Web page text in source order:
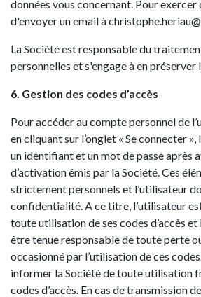
données vous concernant. Pour
d'envoyer un email à
La Société est responsable du
personnelles et s'engage à en
6. Gestion des codes d’accès
Pour accéder au compte personnel de
en cliquant sur l’onglet « Se connecter
un identifiant et un mot de passe après
d’activation émis par la Société. Ces
strictement personnels et l’utilisateur
confidentialité. A ce titre, l’utilisateur
toute utilisation de ses codes d’accès
être tenue responsable de toute perte
occasionné par l’utilisation de ces
informer la Société de toute utilisation
codes d’accès. En cas de transmission